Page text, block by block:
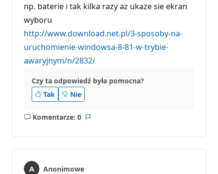
np. baterie i tak kilka razy az ukaze sie ekran
wyboru
http://www.download.net.pl/3-sposoby-na-
uruchomienie-windowsa-8-81-w-trybie-
awaryjnym/n/2832/
Czy ta odpowiedź była pomocna?
Tak
Nie
Komentarze: 0
Brak
Anonimowe